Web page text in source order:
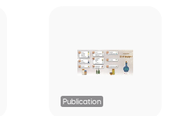
Publication